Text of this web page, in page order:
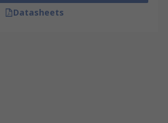
Datasheets